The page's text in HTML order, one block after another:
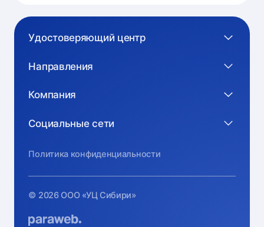
Удостоверяющий центр
Направления
Компания
Социальные сети
Политика конфиденциальности
© 2026 ООО «УЦ Сибири»